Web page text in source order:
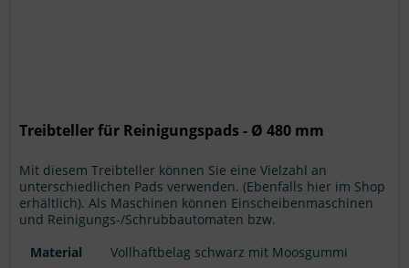
Treibteller für Reinigungspads - Ø 480 mm
Mit diesem Treibteller können Sie eine Vielzahl an
unterschiedlichen Pads verwenden. (Ebenfalls hier im Shop
erhältlich). Als Maschinen können Einscheibenmaschinen
und Reinigungs-/Schrubbautomaten bzw.
Modellangaben ohne Gewähr.
Material Vollhaftbelag schwarz mit Moosgummi